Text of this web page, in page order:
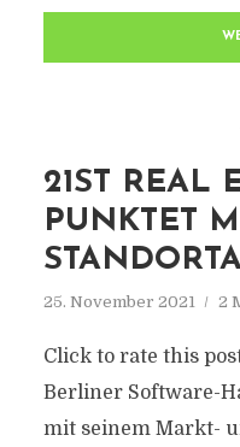
21ST REAL
PUNKTET
25. November 2021 2
Click to rate this
Berliner Software-
mit seinem Markt-